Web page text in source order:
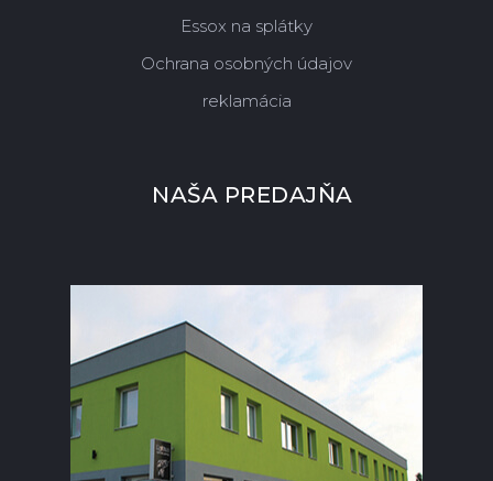
Essox na splátky
Ochrana osobných údajov
reklamácia
NAŠA PREDAJŇA